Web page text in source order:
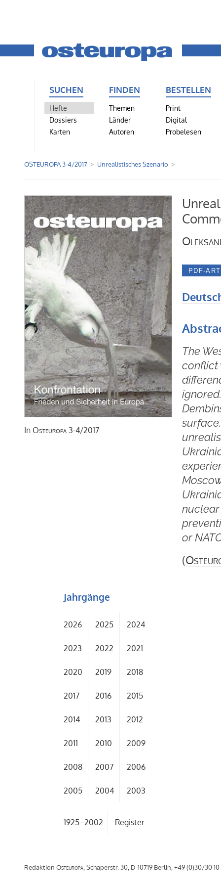
SUCHEN
Hefte
Dossiers
Karten
FINDEN
Themen
Länder
Autoren
BESTELLEN
Print
Digital
Probelesen
OSTEUROPA 3-4/2017 Unrealistisches Szenario
In Osteuropa 3-4/2017
The
conflict
or
(
Jahrgänge
2026 2025 2024
2023 2022 2021
2020 2019 2018
2017 2016 2015
2014 2013 2012
2011 2010 2009
2008 2007 2006
2005 2004 2003
1925–2002 Register
Redaktion Osteuropa, Schaperstr. 30, D-10719 Berlin, +49 (0)30/30